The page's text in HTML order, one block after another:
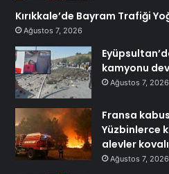
Kırıkkale’de Bayram Trafiği
Ağustos 7, 2026
kamyonu
Ağustos 7, 2026
Fransa
Yüzbinlerce
alevler
Ağustos 7, 2026